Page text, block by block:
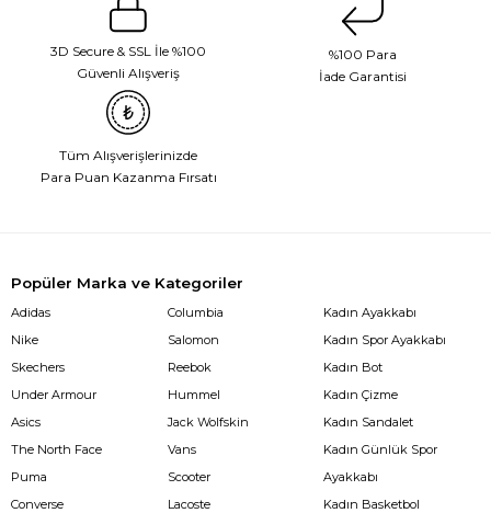
3D Secure & SSL İle %100
Güvenli Alışveriş
%100 Para
İade Garantisi
Tüm Alışverişlerinizde
Para Puan Kazanma Fırsatı
Popüler Marka ve Kategoriler
Adidas
Nike
Skechers
Under Armour
Asics
The North Face
Puma
Converse
Columbia
Salomon
Reebok
Hummel
Jack Wolfskin
Vans
Scooter
Lacoste
Kadın Ayakkabı
Kadın Spor Ayakkabı
Kadın Bot
Kadın Çizme
Kadın Sandalet
Kadın Günlük Spor
Ayakkabı
Kadın Basketbol